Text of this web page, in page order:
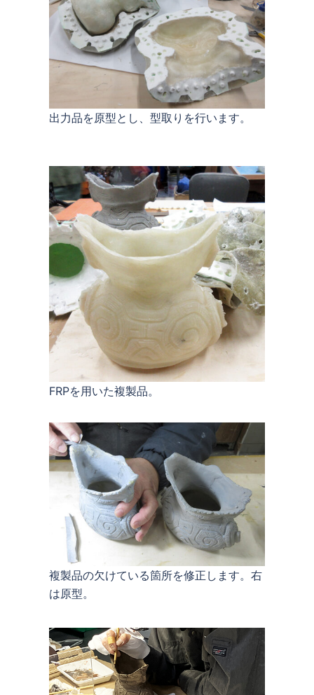
出力品を原型とし、型取りを行います。
FRPを用いた複製品。
複製品の欠けている箇所を修正します。右
は原型。